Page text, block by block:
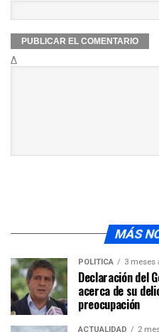
Δ
MÁS
POLÍTICA 3 meses
Declaración del
acerca de su
preocupación
ACTUALIDAD 2